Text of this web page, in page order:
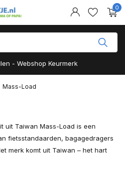
0
- Webshop Keurmerk
Mass-Load
uit Taiwan Mass-Load is een
fietsstandaarden, bagagedragers
merk komt uit Taiwan – het hart